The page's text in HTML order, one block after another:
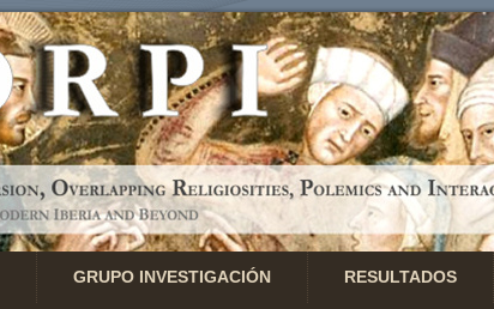
GRUPO INVESTIGACIÓN RESULTADOS